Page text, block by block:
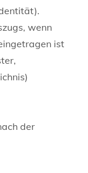
wenn
ist
der